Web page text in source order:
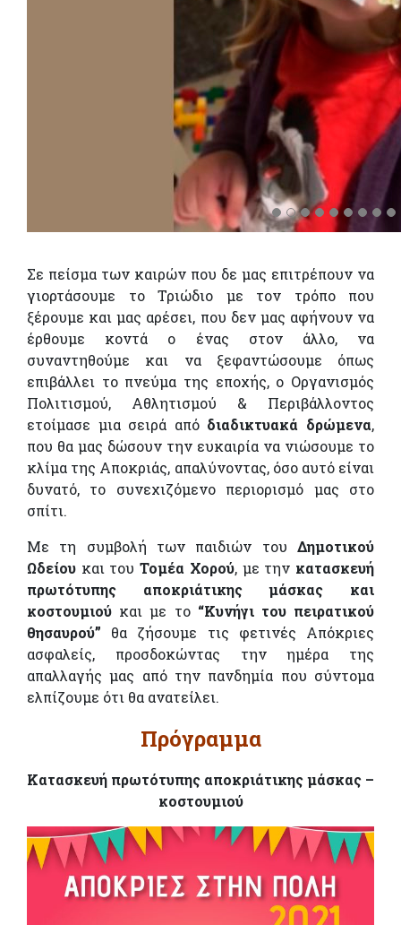
Σε πείσμα των καιρών που δε μας επιτρέπουν να
γιορτάσουμε το Τριώδιο με τον τρόπο που
ξέρουμε και μας αρέσει, που δεν μας αφήνουν να
έρθουμε κοντά ο ένας στον άλλο, να
συναντηθούμε και να ξεφαντώσουμε όπως
επιβάλλει το πνεύμα της εποχής, ο Οργανισμός
Πολιτισμού, Αθλητισμού & Περιβάλλοντος
ετοίμασε μια σειρά απόδιαδικτυακά δρώμενα,
που θα μας δώσουν την ευκαιρία να νιώσουμε το
κλίμα της Απoκριάς, απαλύνοντας, όσο αυτό είναι
δυνατό, το συνεχιζόμενο περιορισμό μας στο
σπίτι.
Με τη συμβολή των παιδιών του Δημοτικού
Ωδείου και τουΤομέα Χορού, με την κατασκευή
πρωτότυπης αποκριάτικης μάσκας και
κοστουμιού και με το “Κυνήγι του πειρατικού
θησαυρού” θα ζήσουμε τις φετινές Απόκριες
ασφαλείς, προσδοκώντας την ημέρα της
απαλλαγής μας από την πανδημία που σύντομα
ελπίζουμε ότι θα ανατείλει.
Πρόγραμμα
Κατασκευή πρωτότυπης αποκριάτικης μάσκας –
κοστουμιού